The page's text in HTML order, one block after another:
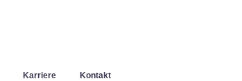
Karriere Kontakt